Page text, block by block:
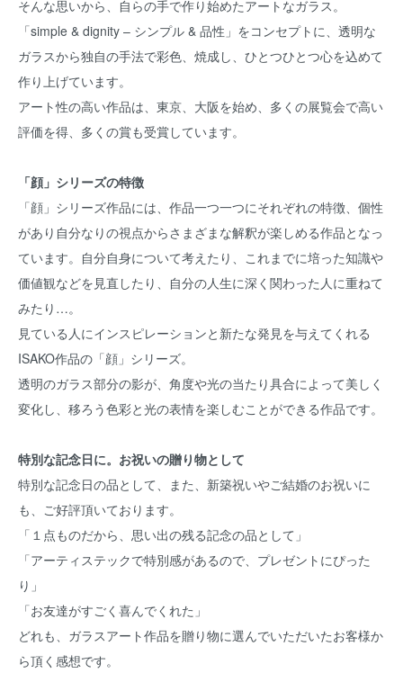
そんな思いから、自らの手で作り始めたアートなガラス。
「simple & dignity – シンプル & 品性」をコンセプトに、透明な
ガラスから独自の手法で彩色、焼成し、ひとつひとつ心を込めて
作り上げています。
アート性の高い作品は、東京、大阪を始め、多くの展覧会で高い
評価を得、多くの賞も受賞しています。
「顔」シリーズの特徴
「顔」シリーズ作品には、作品一つ一つにそれぞれの特徴、個性
があり自分なりの視点からさまざまな解釈が楽しめる作品となっ
ています。自分自身について考えたり、これまでに培った知識や
価値観などを見直したり、自分の人生に深く関わった人に重ねて
みたり…。
見ている人にインスピレーションと新たな発見を与えてくれる
ISAKO作品の「顔」シリーズ。
透明のガラス部分の影が、角度や光の当たり具合によって美しく
変化し、移ろう色彩と光の表情を楽しむことができる作品です。
特別な記念日に。お祝いの贈り物として
特別な記念日の品として、また、新築祝いやご結婚のお祝いに
も、ご好評頂いております。
「１点ものだから、思い出の残る記念の品として」
「アーティステックで特別感があるので、プレゼントにぴった
り」
「お友達がすごく喜んでくれた」
どれも、ガラスアート作品を贈り物に選んでいただいたお客様か
ら頂く感想です。